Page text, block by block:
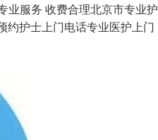
服务 收费合理北京市专业
护士上门电话专业医护上